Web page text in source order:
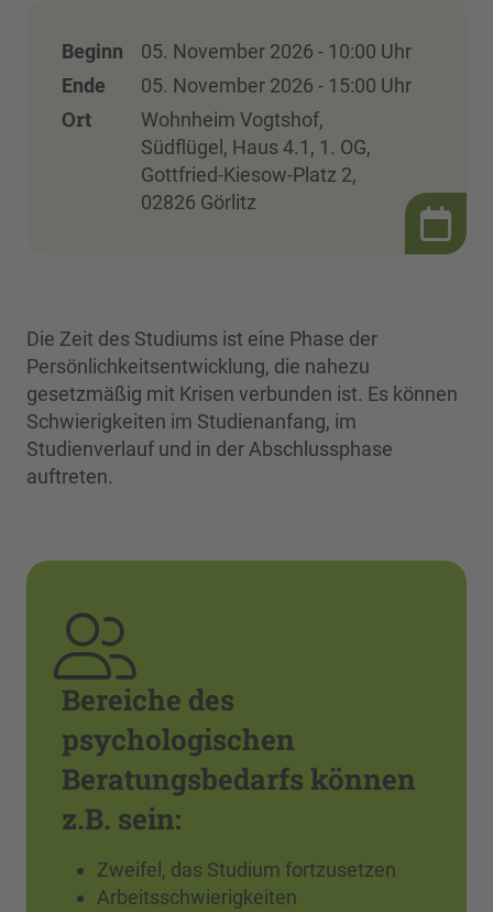
Beginn
05. November 2026 - 10:00 Uhr
Ende
05. November 2026 - 15:00 Uhr
Ort
Wohnheim Vogtshof,
Südflügel, Haus 4.1, 1. OG,
Gottfried-Kiesow-Platz 2,
02826 Görlitz
Die Zeit des Studiums ist eine Phase der
Persönlichkeitsentwicklung, die nahezu
gesetzmäßig mit Krisen verbunden ist. Es können
Schwierigkeiten im Studienanfang, im
Studienverlauf und in der Abschlussphase
auftreten.
Bereiche des
psychologischen
Beratungsbedarfs können
z.B. sein:
Zweifel, das Studium fortzusetzen
Arbeitsschwierigkeiten